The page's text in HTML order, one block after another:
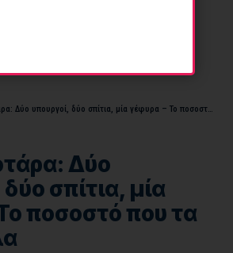
υπουργοί, δύο σπίτια, μία γέφυρα – Το ποσοστό που τα άλλαξε όλα
Δύο
σπίτια, μία
ποσοστό που τα